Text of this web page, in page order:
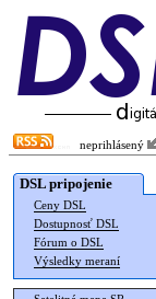
neprihlásený
DSL pripojenie
Ceny DSL
Dostupnosť DSL
Fórum o DSL
Výsledky meraní